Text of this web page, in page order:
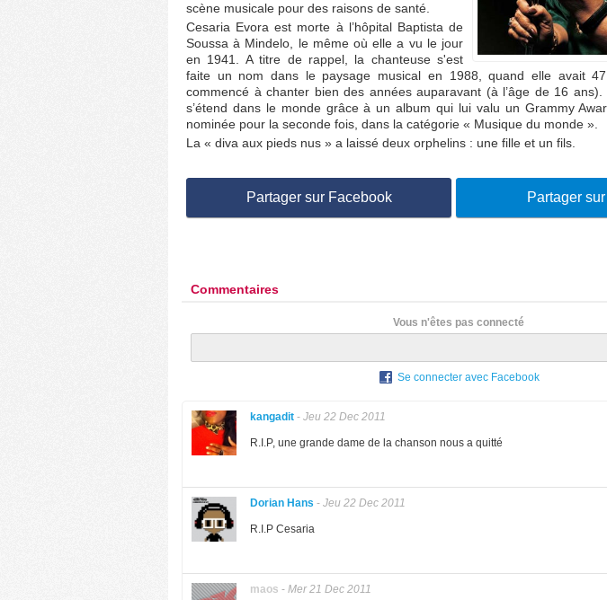
scène musicale pour des raisons de santé.
Cesaria Evora est morte à l’hôpital Baptista de
Soussa à Mindelo, le même où elle a vu le jour
en 1941. A titre de rappel, la chanteuse s'est
faite un nom dans le paysage musical en 1988, quand elle avait
commencé à chanter bien des années auparavant (à l’âge de 16
s’étend dans le monde grâce à un album qui lui valu un Grammy
nominée pour la seconde fois, dans la catégorie « Musique du monde ».
La « diva aux pieds nus » a laissé deux orphelins : une fille et un fils.
Partager sur Facebook Partager
Commentaires
Vous n'êtes pas connecté
Se connecter avec Facebook
kangadit - Jeu 22 Dec 2011
R.I.P, une grande dame de la chanson nous a quitté
Dorian Hans - Jeu 22 Dec 2011
R.I.P Cesaria
maos - Mer 21 Dec 2011